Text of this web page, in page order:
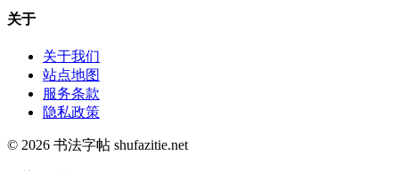
关于
关于我们
站点地图
服务条款
隐私政策
© 2026 书法字帖 shufazitie.net